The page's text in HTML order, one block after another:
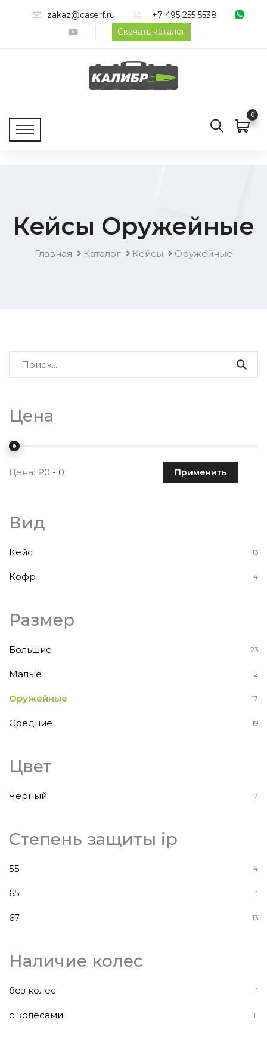
zakaz@caserf.ru
+7 495 255 5538
Скачать каталог
0
Кейсы Оружейные
Главная Каталог Кейсы Оружейные
Цена
Цена: Применить
Вид
13
Кейс
4
Кофр
Размер
23
Большие
12
Малые
17
Оружейные
19
Средние
Цвет
17
Черный
Степень защиты ip
4
55
1
65
13
67
Наличие колес
1
без колес
11
с колесами